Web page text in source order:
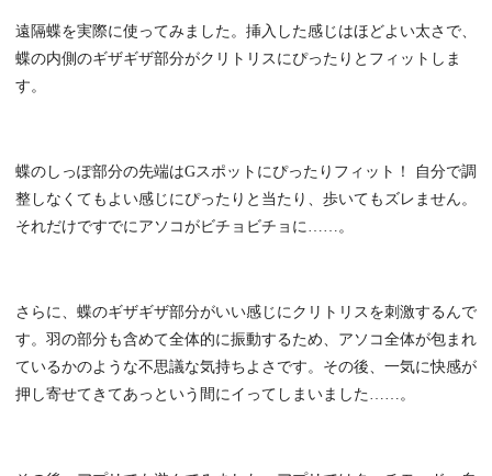
遠隔蝶を実際に使ってみました。挿入した感じはほどよい太さで、
蝶の内側のギザギザ部分がクリトリスにぴったりとフィットしま
す。
蝶のしっぽ部分の先端はGスポットにぴったりフィット！ 自分で調
整しなくてもよい感じにぴったりと当たり、歩いてもズレません。
それだけですでにアソコがビチョビチョに……。
さらに、蝶のギザギザ部分がいい感じにクリトリスを刺激するんで
す。羽の部分も含めて全体的に振動するため、アソコ全体が包まれ
ているかのような不思議な気持ちよさです。その後、一気に快感が
押し寄せてきてあっという間にイってしまいました……。